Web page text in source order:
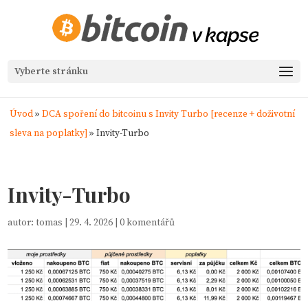
Vyberte stránku
Úvod» DCA spoření do bitcoinu s Invity Turbo [recenze + doživotní
sleva na poplatky] » Invity-Turbo
Invity-Turbo
autor:tomas |29. 4. 2026 |0 komentářů